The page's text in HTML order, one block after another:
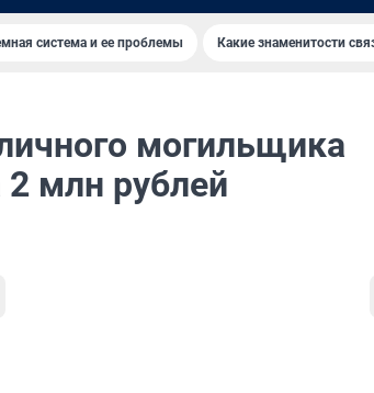
система и ее проблемы Какие знаменитости
могильщика
2 млн рублей